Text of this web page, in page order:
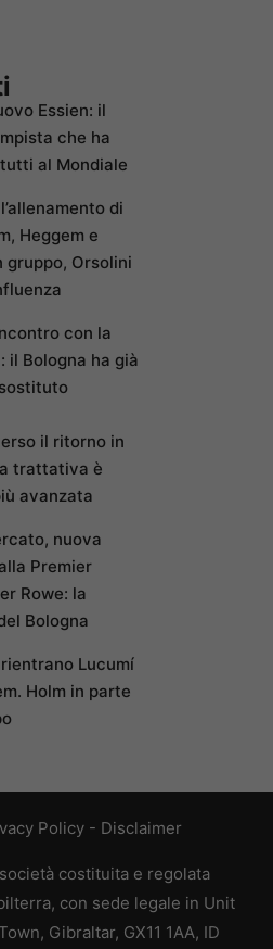
Essien: il
che ha
al Mondiale
di
Heggem e
gruppo, Orsolini
con la
il Bologna ha già
il ritorno in
trattativa è
avanzata
nuova
Premier
Rowe: la
Bologna
Lucumí
Holm in parte
Policy- Disclaimer
società costituita e regolata
con sede legale in Unit
Gibraltar, GX11 1AA, ID